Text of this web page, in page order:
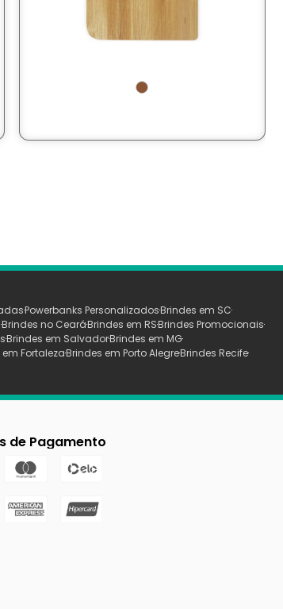
Powerbanks PersonalizadosBrindes em SC
Brindes no CearáBrindes em RSBrindes Promocionais
Brindes em SalvadorBrindes em MG
em FortalezaBrindes em Porto AlegreBrindes Recife
de Pagamento